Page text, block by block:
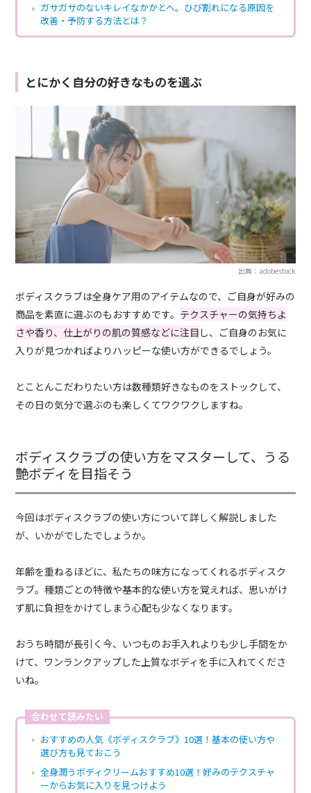
ガサガサのないキレイなかかとへ。ひび割れになる原因を
改善・予防する方法とは？
とにかく自分の好きなものを選ぶ
出典：adobestock
ボディスクラブは全身ケア用のアイテムなので、ご自身が好みの
商品を素直に選ぶのもおすすめです。 テクスチャーの気持ちよ
さや香り、仕上がりの肌の質感などに注目 し、ご自身のお気に
入りが見つかればよりハッピーな使い方ができるでしょう。
とことんこだわりたい方は数種類好きなものをストックして、
その日の気分で選ぶのも楽しくてワクワクしますね。
ボディスクラブの使い方をマスターして、うる
艶ボディを目指そう
今回はボディスクラブの使い方について詳しく解説しました
が、いかがでしたでしょうか。
年齢を重ねるほどに、私たちの味方になってくれるボディスク
ラブ。種類ごとの特徴や基本的な使い方を覚えれば、思いがけ
ず肌に負担をかけてしまう心配も少なくなります。
おうち時間が長引く今、いつものお手入れよりも少し手間をか
けて、ワンランクアップした上質なボディを手に入れてくださ
いね。
合わせて読みたい
おすすめの人気《ボディスクラブ》10選！基本の使い方や
選び方も見ておこう
全身潤うボディクリームおすすめ10選！好みのテクスチャ
ーからお気に入りを見つけよう